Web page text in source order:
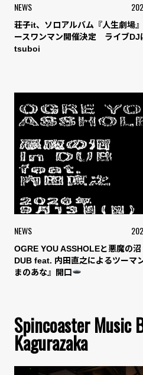
NEWS
荘子it、ソロアルバム『人生劇場
ースワンマン開催決定 ライブ
tsuboi
NEWS
OGRE YOU ASSHOLEと悪魔の
DUB feat. 内田直之によるツーマ
まのあな』開口
Spincoaster Music
Kagurazaka